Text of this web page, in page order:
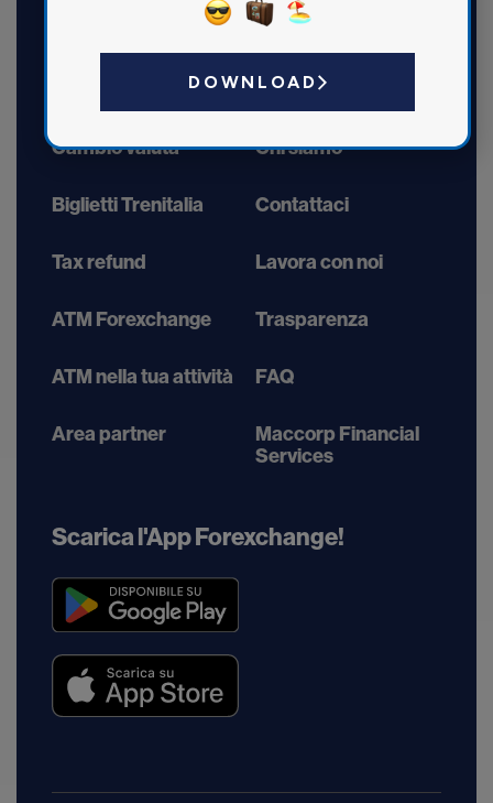
Cambio valuta
Biglietti Trenitalia
Tax refund
ATM Forexchange
ATM nella tua attività
Area partner
Dove trovarci
Chi siamo
Contattaci
Lavora con noi
Trasparenza
FAQ
Maccorp Financial
Services
Scarica l'App Forexchange!
DOWNLOAD